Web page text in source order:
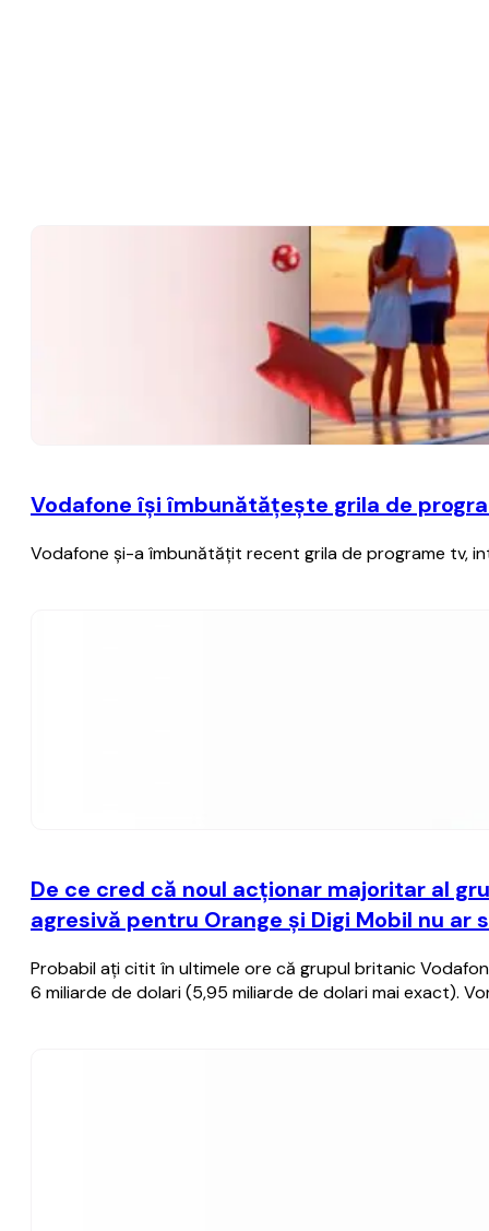
Vodafone îşi îmbunătăţeşte grila de
Vodafone şi-a îmbunătăţit recent grila de programe tv,
De ce cred că noul acţionar majoritar al
agresivă pentru Orange şi Digi Mobil nu ar
Probabil aţi citit în ultimele ore că grupul britanic
6 miliarde de dolari (5,95 miliarde de dolari mai exact).